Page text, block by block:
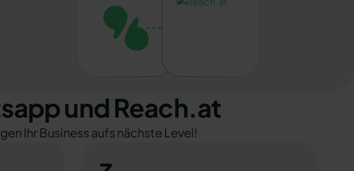
und Reach.at
Ihr Business aufs nächste Level!